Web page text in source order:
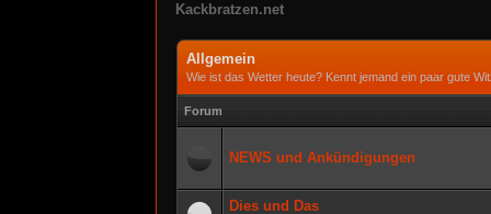
Kackbratzen.net
Allgemein
Wie ist das Wetter heute? Kennt jemand ein paar gute
Forum
NEWS und Ankündigungen
Dies und Das